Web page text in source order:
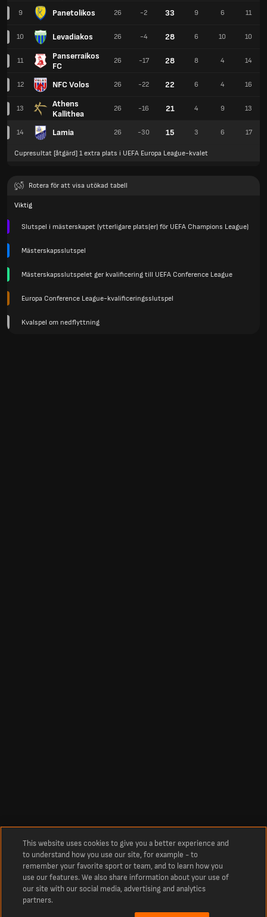
9 Panetolikos
10 Levadiakos
11
Panserraikos
FC
12 NFC Volos
13
Athens
Kallithea
14 Lamia
26 -2 33 9 6 11
26 -4 28 6 10 10
26 -17 28 8 4 14
26 -22 22 6 4 16
26 -16 21 4 9 13
26 -30 15 3 6 17
Cupresultat [åtgärd] 1 extra plats i UEFA Europa League-kvalet
Rotera för att visa utökad tabell
Viktig
Slutspel i mästerskapet (ytterligare plats(er) för UEFA Champions League)
Mästerskapsslutspel
Mästerskapsslutspelet ger kvalificering till UEFA Conference League
Europa Conference League-kvalificeringsslutspel
Kvalspel om nedflyttning
This website uses cookies to give you a better experience and
to understand how you use our site, for example - to
remember your favorite sport or team, and to learn how you
use our features. We also share information about your use of
our site with our social media, advertising and analytics
partners.